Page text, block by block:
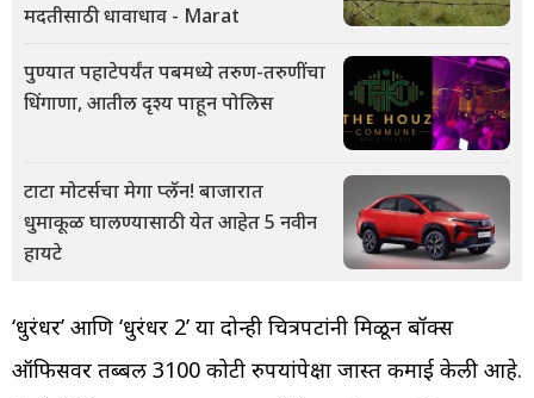
मदतीसाठी धावाधाव - Marat
पुण्यात पहाटेपर्यंत पबमध्ये तरुण-तरुणींचा
धिंगाणा, आतील दृश्य पाहून पोलिस
टाटा मोटर्सचा मेगा प्लॅन! बाजारात
धुमाकूळ घालण्यासाठी येत आहेत 5 नवीन
हायटे
‘धुरंधर’ आणि ‘धुरंधर 2’ या दोन्ही चित्रपटांनी मिळून बॉक्स
ऑफिसवर तब्बल 3100 कोटी रुपयांपेक्षा जास्त कमाई केली आहे.